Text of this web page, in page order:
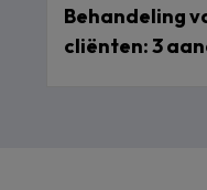
Behandeling
cliënten: 3